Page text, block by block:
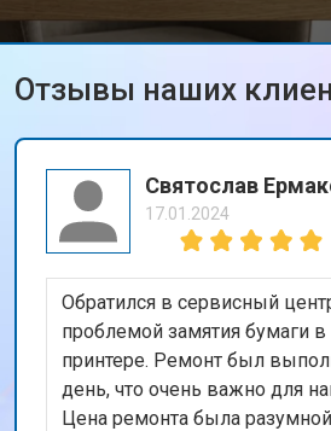
Отзывы наших
Святослав
17.01.2024
Обратился в сервисный
проблемой замятия бумаги
принтере. Ремонт был
день, что очень важно для
Цена ремонта была